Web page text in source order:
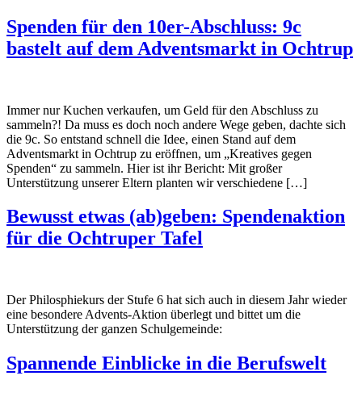
Spenden für den 10er-Abschluss: 9c
bastelt auf dem Adventsmarkt in Ochtrup
Immer nur Kuchen verkaufen, um Geld für den Abschluss zu
sammeln?! Da muss es doch noch andere Wege geben, dachte sich
die 9c. So entstand schnell die Idee, einen Stand auf dem
Adventsmarkt in Ochtrup zu eröffnen, um „Kreatives gegen
Spenden“ zu sammeln. Hier ist ihr Bericht: Mit großer
Unterstützung unserer Eltern planten wir verschiedene […]
Bewusst etwas (ab)geben: Spendenaktion
für die Ochtruper Tafel
Der Philosphiekurs der Stufe 6 hat sich auch in diesem Jahr wieder
eine besondere Advents-Aktion überlegt und bittet um die
Unterstützung der ganzen Schulgemeinde:
Spannende Einblicke in die Berufswelt